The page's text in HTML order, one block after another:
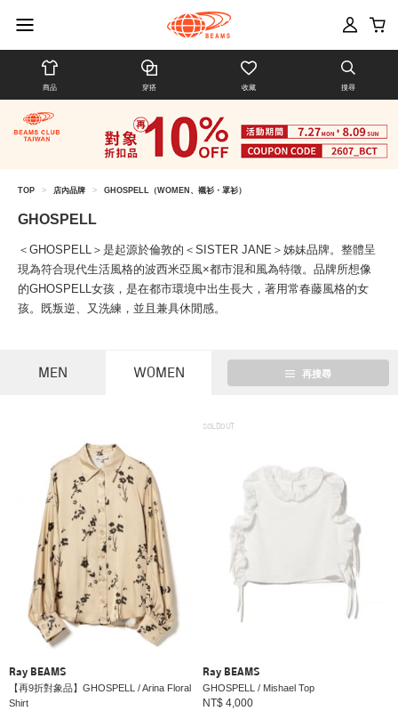
商品 穿搭 收藏 搜尋
TOP > 店內品牌 > GHOSPELL（WOMEN、襯衫・罩衫）
GHOSPELL
＜GHOSPELL＞是起源於倫敦的＜SISTER JANE＞姊妹品牌。整體呈
現為符合現代生活風格的波西米亞風×都市混和風為特徵。品牌所想像
的GHOSPELL女孩，是在都市環境中出生長大，著用常春藤風格的女
孩。既叛逆、又洗練，並且兼具休閒感。
MEN WOMEN 再搜尋
Ray BEAMS
【再9折對象品】GHOSPELL / Arina Floral
Shirt
SOLDOUT
Ray BEAMS
GHOSPELL / Mishael Top
NT$ 4,000